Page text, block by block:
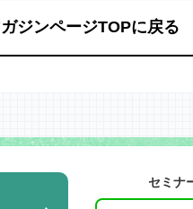
ジンページTOPに戻る
セミナ